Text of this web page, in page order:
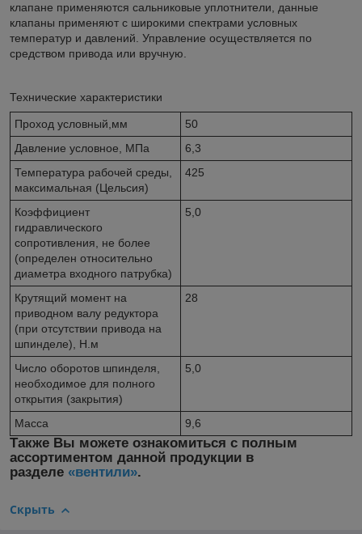
клапане применяются сальниковые уплотнители, данные
клапаны применяют с широкими спектрами условных
температур и давлений. Управление осуществляется по
средством привода или вручную.
Технические характеристики
Проход условный,мм
50
Давление условное, МПа
6,3
Температура рабочей среды,
максимальная (Цельсия)
425
Коэффициент
гидравлического
сопротивления, не более
(определен относительно
диаметра входного патрубка)
5,0
Крутящий момент на
приводном валу редуктора
(при отсутствии привода на
шпинделе), Н.м
28
Число оборотов шпинделя,
необходимое для полного
открытия (закрытия)
5,0
Масса 9,6
Также Вы можете ознакомиться с полным
ассортиментом данной продукции в
разделе «вентили».
Скрыть